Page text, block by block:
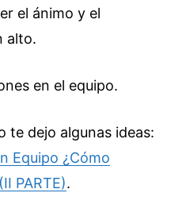
el ánimo y el
alto.
en el equipo.
te dejo algunas ideas:
Equipo ¿Cómo
PARTE).